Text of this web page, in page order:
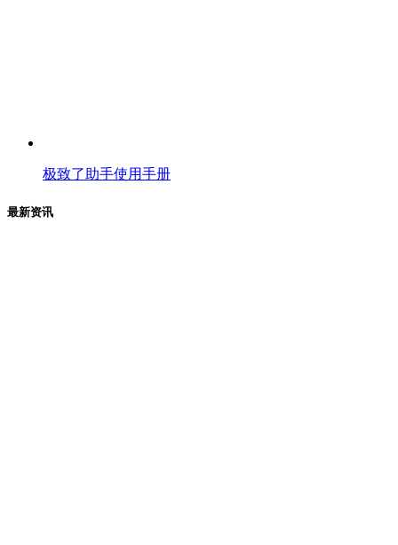
极致了助手使用手册
最新资讯